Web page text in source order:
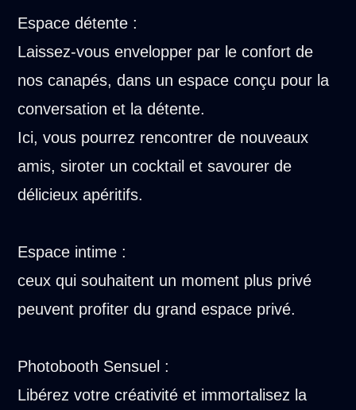
Espace détente :
Laissez-vous envelopper par le confort de
nos canapés, dans un espace conçu pour la
conversation et la détente.
Ici, vous pourrez rencontrer de nouveaux
amis, siroter un cocktail et savourer de
délicieux apéritifs.
Espace intime :
ceux qui souhaitent un moment plus privé
peuvent profiter du grand espace privé.
Photobooth Sensuel :
Libérez votre créativité et immortalisez la